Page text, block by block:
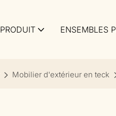
PRODUIT ENSEMBLES
Mobilier d'extérieur en teck